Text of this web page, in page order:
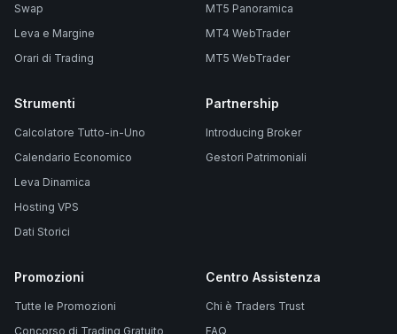
Swap
Leva e Margine
Orari di Trading
MT5 Panoramica
MT4 WebTrader
MT5 WebTrader
Strumenti
Calcolatore Tutto-in-Uno
Calendario Economico
Leva Dinamica
Hosting VPS
Dati Storici
Partnership
Introducing Broker
Gestori Patrimoniali
Promozioni
Tutte le Promozioni
Concorso di Trading Gratuito
Centro Assistenza
Chi è Traders Trust
FAQ